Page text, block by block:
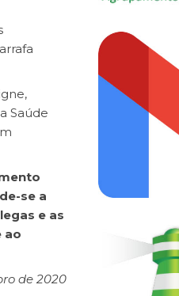
Saúde
se a
e as
ao
de 2020